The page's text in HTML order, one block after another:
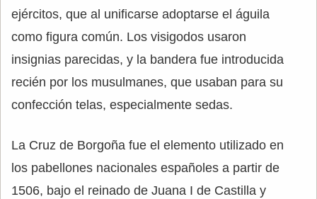
ejércitos, que al unificarse adoptarse el águila
como figura común. Los visigodos usaron
insignias parecidas, y la bandera fue introducida
recién por los musulmanes, que usaban para su
confección telas, especialmente sedas.
La Cruz de Borgoña fue el elemento utilizado en
los pabellones nacionales españoles a partir de
1506, bajo el reinado de Juana I de Castilla y